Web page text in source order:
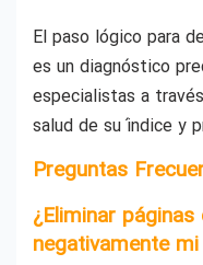
El paso lógico para
es un diagnóstico
especialistas a
salud de su índice y
Preguntas
¿Eliminar
negativamente